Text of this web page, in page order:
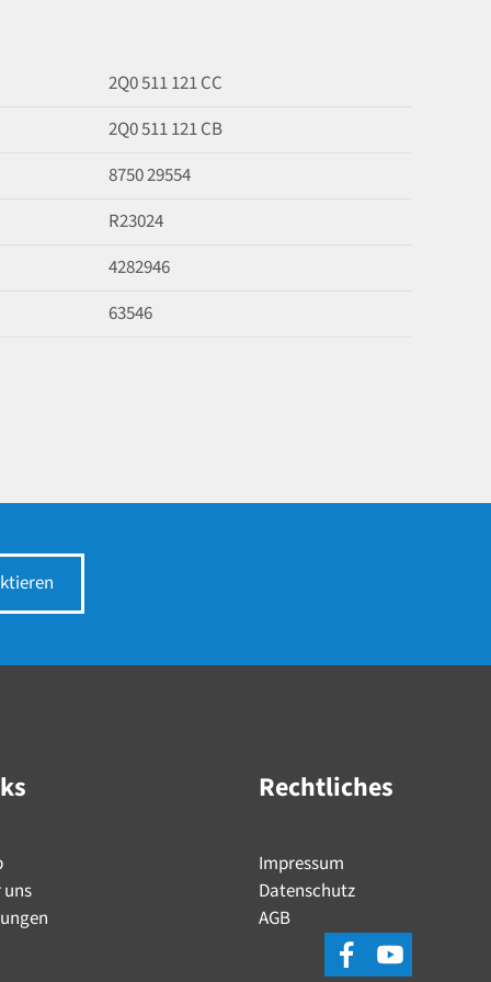
2Q0 511 121 CC
2Q0 511 121 CB
8750 29554
R23024
4282946
63546
uns
Rechtliches
Impressum
Datenschutz
AGB